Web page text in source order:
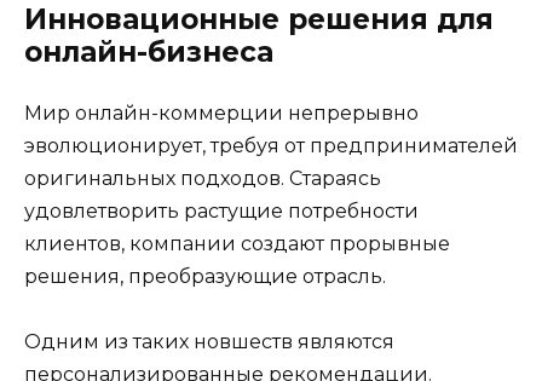
Инновационные решения для
онлайн-бизнеса
Мир онлайн-коммерции непрерывно
эволюционирует, требуя от предпринимателей
оригинальных подходов. Стараясь
удовлетворить растущие потребности
клиентов, компании создают прорывные
решения, преобразующие отрасль.
Одним из таких новшеств являются
персонализированные рекомендации.